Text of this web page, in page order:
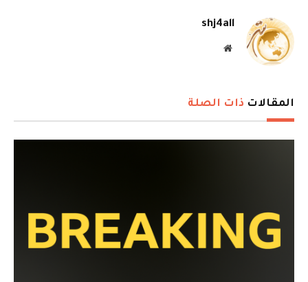
shj4all
موقع
المقالات ذات الصلة